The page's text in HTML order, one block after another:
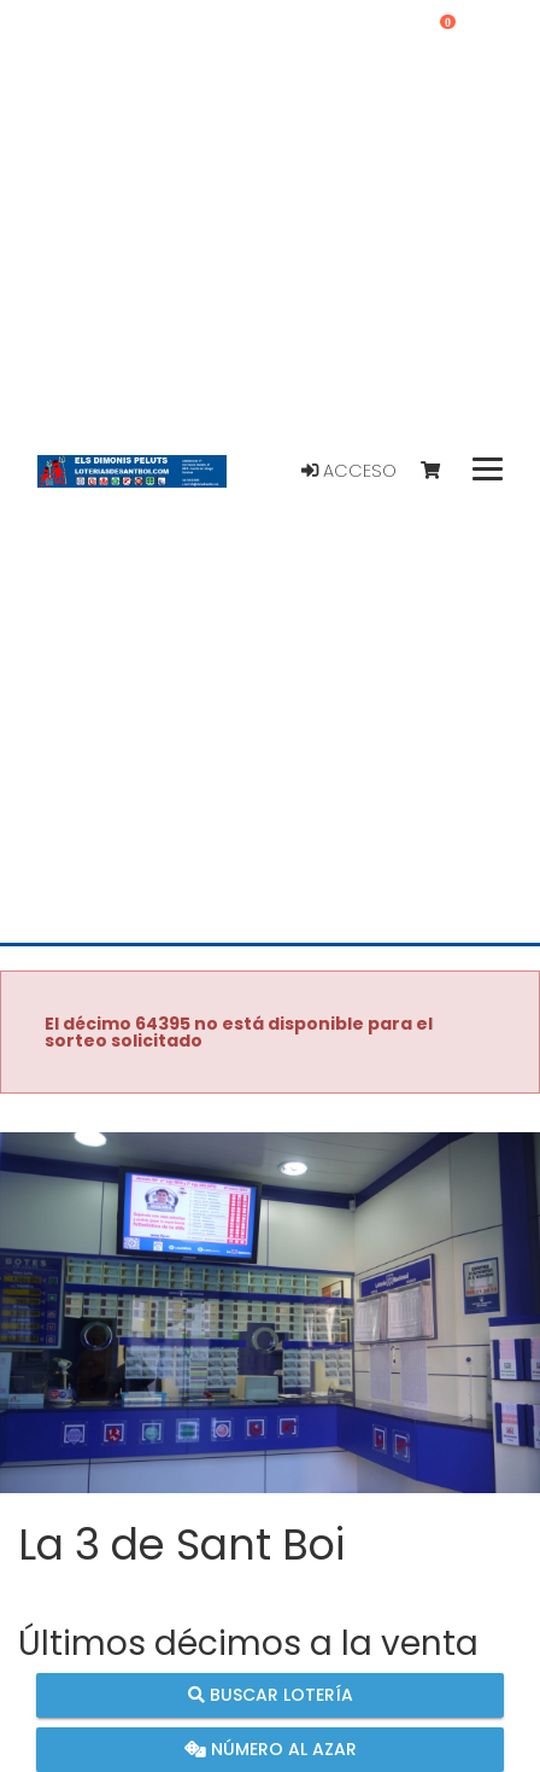
ACCESO
0
El décimo 64395 no está disponible para el
sorteo solicitado
La 3 de Sant Boi
Últimos décimos a la venta
BUSCAR LOTERÍA
NÚMERO AL AZAR